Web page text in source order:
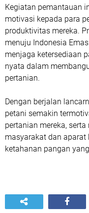
Kegiatan pemantauan
motivasi kepada para
produktivitas mereka.
menuju Indonesia
menjaga ketersediaan
nyata dalam
pertanian.
Dengan berjalan
petani semakin
pertanian mereka,
masyarakat dan
ketahanan pangan